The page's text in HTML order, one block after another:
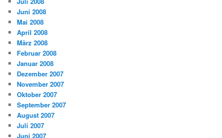
Juni 2008
Mai 2008
April 2008
März 2008
Februar 2008
Januar 2008
Dezember 2007
November 2007
Oktober 2007
September 2007
August 2007
Juli 2007
Juni 2007